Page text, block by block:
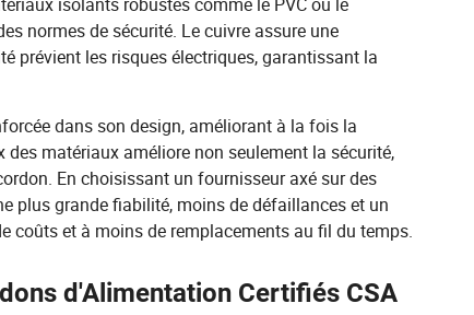
normes de sécurité. Le cuivre assure une
prévient les risques électriques, garantissant la
dans son design, améliorant à la fois la
matériaux améliore non seulement la sécurité,
En choisissant un fournisseur axé sur des
plus grande fiabilité, moins de défaillances et un
coûts et à moins de remplacements au fil du temps.
d'Alimentation Certifiés CSA